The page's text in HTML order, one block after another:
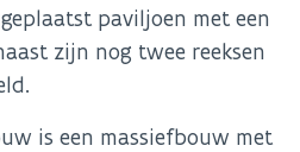
paviljoen met een
zijn nog twee reeksen
is een massiefbouw met